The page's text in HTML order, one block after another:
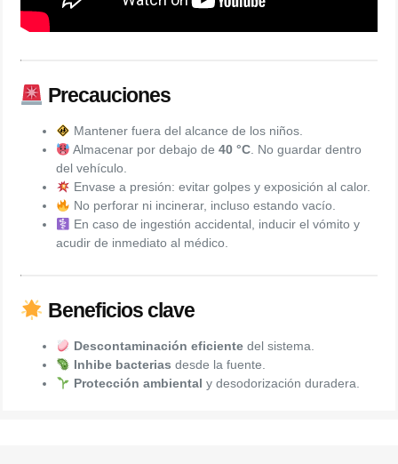
Precauciones
Mantener fuera del alcance de los niños.
Almacenar por debajo de40 °C. No guardar dentro
del vehículo.
Envase a presión: evitar golpes y exposición al calor.
No perforar ni incinerar, incluso estando vacío.
En caso de ingestión accidental, inducir el vómito y
acudir de inmediato al médico.
Beneficios clave
Descontaminación eficiente del sistema.
Inhibe bacterias desde la fuente.
Protección ambiental y desodorización duradera.